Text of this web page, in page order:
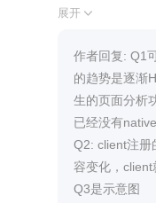
只负责动态布局
配置项动态更
还是应用从
Q3：nacos配
“版本控制和
作记录信息。
问：这个图是
展开 
作者回复: Q1
的趋势是逐渐
生的页面分析
已经没有
Q2: client注册
容变化，
Q3是示意图